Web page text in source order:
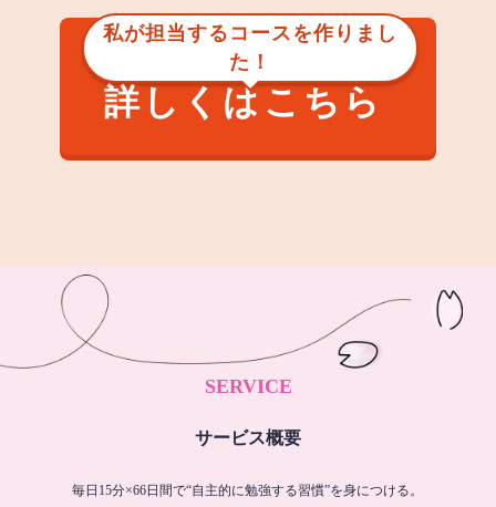
私が担当するコースを作りまし
た！
詳しくはこちら
SERVICE
サービス概要
毎日15分×66日間で“自主的に勉強する習慣”を身につける。